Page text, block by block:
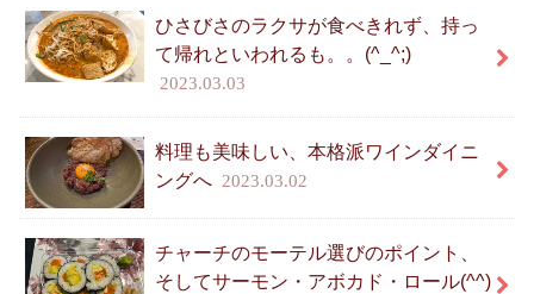
ひさびさのラクサが食べきれず、持っ
て帰れといわれるも。。(^_^;)
2023.03.03
料理も美味しい、本格派ワインダイニ
ングへ 2023.03.02
チャーチのモーテル選びのポイント、
そしてサーモン・アボカド・ロール(^^)